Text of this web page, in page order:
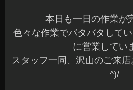
本日も一日の作業が
色々な作業でバタバタして
に営業してい
スタッフ一同、沢山のご来
^)/